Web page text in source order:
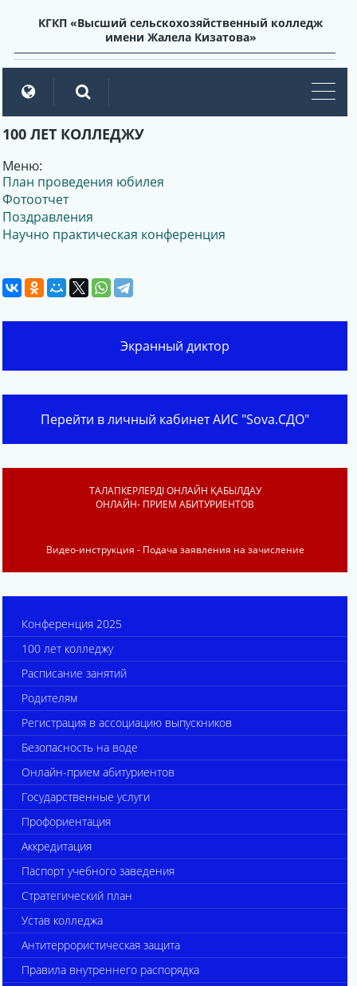
КГКП «Высший сельскохозяйственный колледж
имени Жалела Кизатова»
100 ЛЕТ КОЛЛЕДЖУ
Меню:
План проведения юбилея
Фотоотчет
Поздравления
Научно практическая конференция
Экранный диктор
Перейти в личный кабинет АИС "Sova.СДО"
ТАЛАПКЕРЛЕРДІ ОНЛАЙН ҚАБЫЛДАУ
ОНЛАЙН- ПРИЕМ АБИТУРИЕНТОВ
Видео-инструкция - Подача заявления на зачисление
Конференция 2025
100 лет колледжу
Расписание занятий
Родителям
Регистрация в ассоциацию выпускников
Безопасность на воде
Онлайн-прием абитуриентов
Государственные услуги
Профориентация
Аккредитация
Паспорт учебного заведения
Стратегический план
Устав колледжа
Антитеррористическая защита
Правила внутреннего распорядка